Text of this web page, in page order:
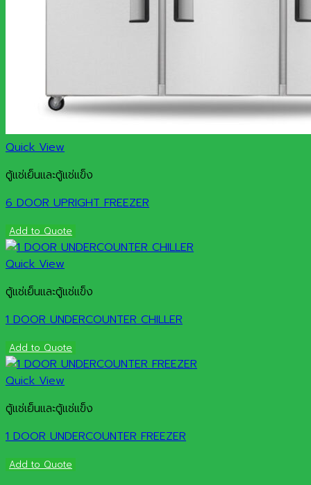
Quick View
ตู้แช่เย็นและตู้แช่แข็ง
6 DOOR UPRIGHT FREEZER
Add to Quote
Quick View
ตู้แช่เย็นและตู้แช่แข็ง
1 DOOR UNDERCOUNTER CHILLER
Add to Quote
Quick View
ตู้แช่เย็นและตู้แช่แข็ง
1 DOOR UNDERCOUNTER FREEZER
Add to Quote